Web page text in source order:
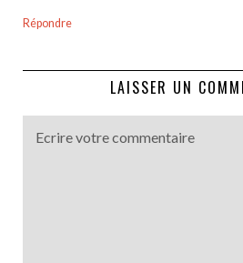
Répondre
LAISSER UN